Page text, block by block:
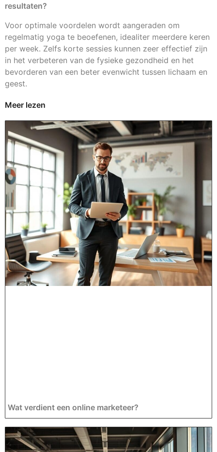
resultaten?
Voor optimale voordelen wordt aangeraden om
regelmatig yoga te beoefenen, idealiter meerdere keren
per week. Zelfs korte sessies kunnen zeer effectief zijn
in het verbeteren van de fysieke gezondheid en het
bevorderen van een beter evenwicht tussen lichaam en
geest.
Meer lezen
Wat verdient een online marketeer?